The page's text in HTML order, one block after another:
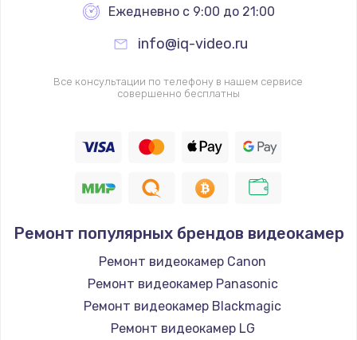
Заказать
Замена видеочипа
Заказать
Настройка BIOS
Заказать
Ремонт подсветки
1150 руб.
Заказать
Ежедневно с 9:00 до 21:00
info@iq-video.ru
Все консультации по телефону в нашем сервисе
совершенно бесплатны
Ремонт популярных брендов видеокамер
Ремонт видеокамер Canon
Ремонт видеокамер Panasonic
Ремонт видеокамер Blackmagic
Ремонт видеокамер LG